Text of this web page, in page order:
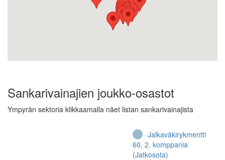
Sankarivainajien joukko-osastot
Ympyrän sektoria klikkaamalla näet listan sankarivainajista
Jalkaväkirykmentti
60, 2. komppania
(Jatkosota)